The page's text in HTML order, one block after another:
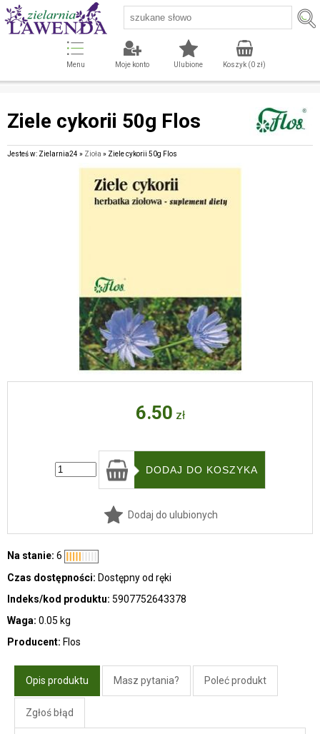
Menu Moje konto Ulubione Koszyk (0zł)
Ziele cykorii 50g Flos
Jesteś w: Zielarnia24 » Zioła » Ziele cykorii 50g Flos
6.50 zł
Dodaj do ulubionych
Na stanie: 6
Czas dostępności: Dostępny od ręki
Indeks/kod produktu: 5907752643378
Waga: 0.05 kg
Producent: Flos
Opis produktu Masz pytania? Poleć produkt
Zgłoś błąd